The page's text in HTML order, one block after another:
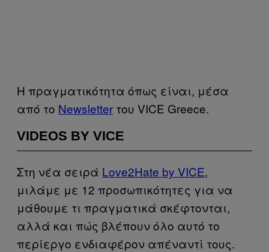
Η πραγματικότητα όπως είναι, μέσα
από το Newsletter του VICE Greece.
VIDEOS BY VICE
Στη νέα σειρά Love2Hate by VICE,
μιλάμε με 12 προσωπικότητες για να
μάθουμε τι πραγματικά σκέφτονται,
αλλά και πώς βλέπουν όλο αυτό το
περίεργο ενδιαφέρον απέναντί τους.